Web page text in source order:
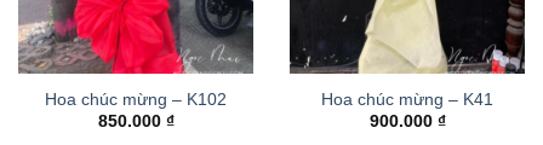
Hoa chúc mừng – K102
850.000 ₫
Hoa chúc mừng – K41
900.000 ₫